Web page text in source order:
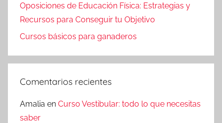
Oposiciones de Educación Física: Estrategias y
Recursos para Conseguir tu Objetivo
Cursos básicos para ganaderos
Comentarios recientes
Amalia en Curso Vestibular: todo lo que necesitas
saber